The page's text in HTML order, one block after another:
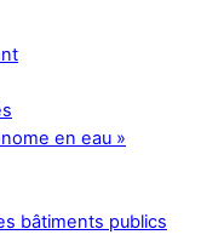
en eau »
bâtiments publics